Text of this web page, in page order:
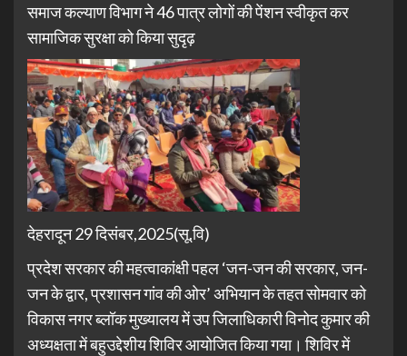
समाज कल्याण विभाग ने 46 पात्र लोगों की पेंशन स्वीकृत कर
सामाजिक सुरक्षा को किया सुदृढ़
देहरादून 29 दिसंबर,2025(सू.वि)
प्रदेश सरकार की महत्वाकांक्षी पहल ‘जन-जन की सरकार, जन-
जन के द्वार, प्रशासन गांव की ओर’ अभियान के तहत सोमवार को
विकास नगर ब्लॉक मुख्यालय में उप जिलाधिकारी विनोद कुमार की
अध्यक्षता में बहुउद्देशीय शिविर आयोजित किया गया। शिविर में